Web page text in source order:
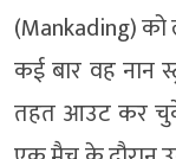
(Mankading) को
कई बार वह नान
तहत आउट कर चुके